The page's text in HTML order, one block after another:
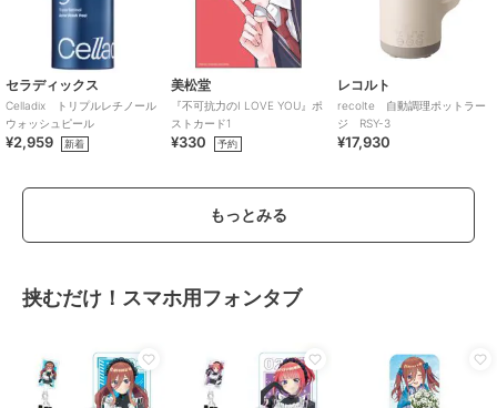
セラディックス
Celladix トリプルレチノール
ウォッシュピール
¥2,959 新着
美松堂
『不可抗力のI LOVE YOU』ポ
ストカード1
¥330 予約
レコルト
recolte 自動調理ポットラー
ジ RSY-3
¥17,930
もっとみる
挟むだけ！スマホ用フォンタブ